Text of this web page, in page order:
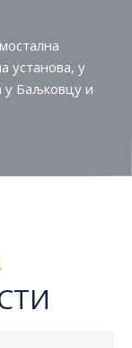
установа, у
у Баљковцу и